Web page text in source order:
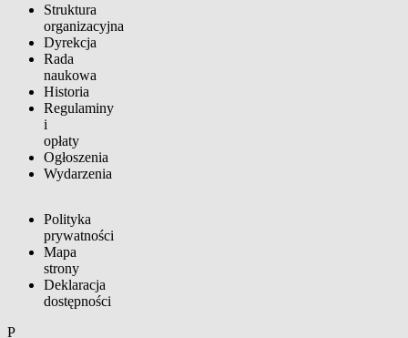
Struktura
organizacyjna
Dyrekcja
Rada
naukowa
Historia
Regulaminy
i
opłaty
Ogłoszenia
Wydarzenia
Polityka
prywatności
Mapa
strony
Deklaracja
dostępności
P